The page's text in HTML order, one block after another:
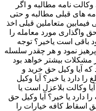
نامه مطالبه و اگر
های قبلی مطالبه و حتی
فیمابین متعاملین قبلی اخذ
واگذاری مورد معامله را
باقی است یاخیر؟ توجه
نمود و هر چقدر سلسله
مشکلات بیشتر خواهد بود
آیا وکیل حق خرید و
دارد یا خیر؟ آیا وکیل
وکالت بلاعزل است یا
دارد یا خیر؟ آیا وکیل حق
اسقاط کافه خیارات را